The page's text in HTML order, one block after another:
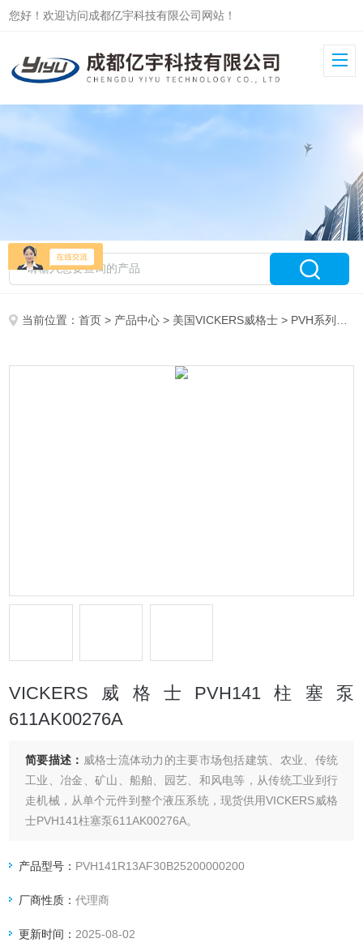
您好！欢迎访问成都亿宇科技有限公司网站！
当前位置：首页 > 产品中心 > 美国VICKERS威格士 > PVH系列柱塞泵
VICKERS威格士PVH141柱塞泵
611AK00276A
简要描述： 威格士流体动力的主要市场包括建筑、农业、传统
工业、冶金、矿山、船舶、园艺、和风电等，从传统工业到行
走机械，从单个元件到整个液压系统，现货供用VICKERS威格
士PVH141柱塞泵611AK00276A。
产品型号： PVH141R13AF30B25200000200
厂商性质：代理商
更新时间： 2025-08-02